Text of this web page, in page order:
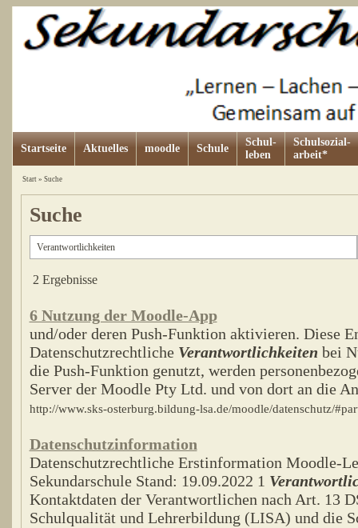
Startseite Aktuelles moodle Schule
Schul-
leben
Schulsozial-
arbeit*
Start» Suche
Suche
2 Ergebnisse
6 Nutzung der Moodle-App
und/oder deren Push-Funktion aktivieren. Diese
Datenschutzrechtliche Verantwortlichkeiten bei
die Push-Funktion genutzt, werden
Server der Moodle Pty Ltd. und von dort an die
http://www.sks-osterburg.bildung-lsa.de/moodle/datenschutz/
Datenschutzinformation
Datenschutzrechtliche Erstinformation Moodle-
Sekundarschule Stand: 19.09.2022 1
Kontaktdaten der Verantwortlichen nach Art. 13
Schulqualität und Lehrerbildung (LISA) und die